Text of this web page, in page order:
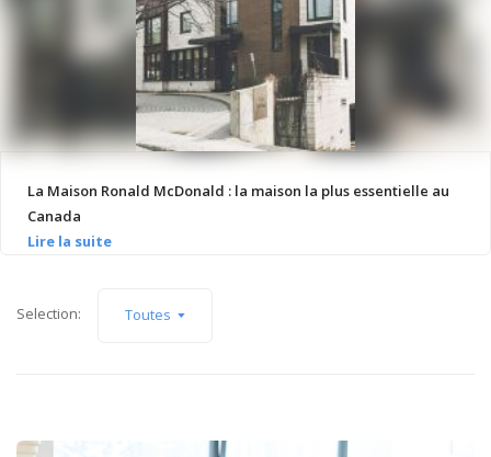
La Maison Ronald McDonald : la maison la plus essentielle au
Canada
Selection: Toutes